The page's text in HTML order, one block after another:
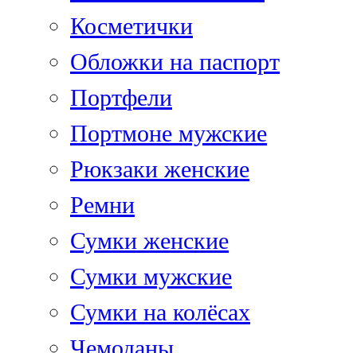
Косметички
Обложки на паспорт
Портфели
Портмоне мужские
Рюкзаки женские
Ремни
Сумки женские
Сумки мужские
Сумки на колёсах